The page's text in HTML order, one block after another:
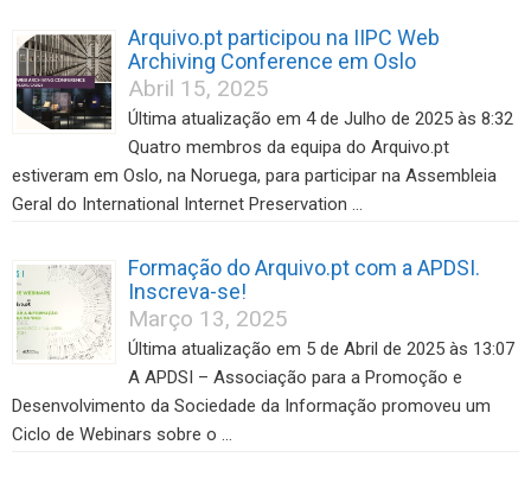
Arquivo.pt participou na IIPC Web
Archiving Conference em Oslo
Abril 15, 2025
Última atualização em 4 de Julho de 2025 às 8:32
Quatro membros da equipa do Arquivo.pt
estiveram em Oslo, na Noruega, para participar na Assembleia
Geral do International Internet Preservation …
Formação do Arquivo.pt com a APDSI.
Inscreva-se!
Março 13, 2025
Última atualização em 5 de Abril de 2025 às 13:07
A APDSI – Associação para a Promoção e
Desenvolvimento da Sociedade da Informação promoveu um
Ciclo de Webinars sobre o …